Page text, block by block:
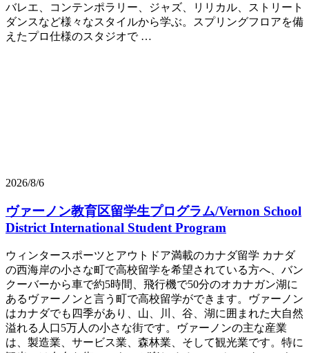
バレエ、コンテンポラリー、ジャズ、リリカル、ストリート
ダンスなど様々なスタイルから学ぶ。スプリングフロアを備
えたプロ仕様のスタジオで …
2026/8/6
ヴァーノン教育区留学生プログラム/Vernon School
District International Student Program
ウィンタースポーツとアウトドア満載のカナダ留学 カナダ
の西海岸の小さな町で高校留学を希望されている方へ、バン
クーバーから車で約5時間、飛行機で50分のオカナガン湖に
あるヴァーノンと言う町で高校留学ができます。ヴァーノン
はカナダでも四季があり、山、川、谷、湖に囲まれた大自然
溢れる人口5万人の小さな街です。ヴァーノンの主な産業
は、製造業、サービス業、森林業、そして観光業です。特に